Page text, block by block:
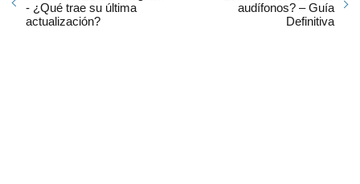
- ¿Qué trae su última
actualización?
audífonos? – Guía
Definitiva